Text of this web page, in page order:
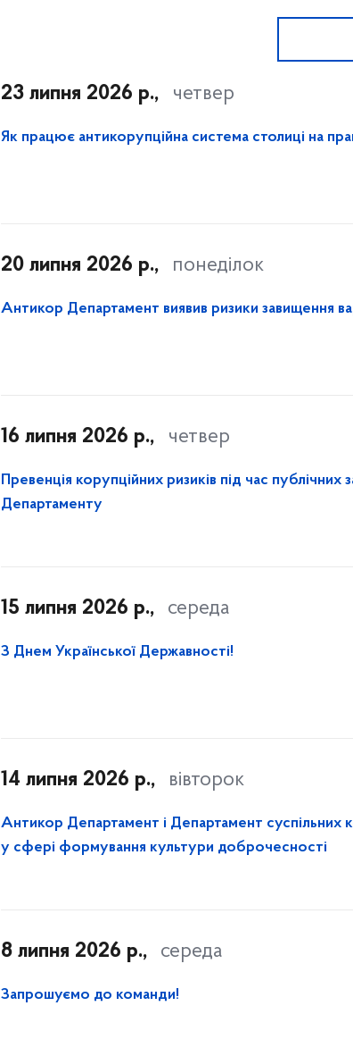
23 липня 2026 р., четвер
Як працює антикорупційна система столиці на
20 липня 2026 р., понеділок
Антикор Департамент виявив ризики завищення
16 липня 2026 р., четвер
Превенція корупційних ризиків під час
Департаменту
15 липня 2026 р., середа
З Днем Української Державності!
14 липня 2026 р., вівторок
Антикор Департамент і Департамент
у сфері формування культури доброчесності
8 липня 2026 р., середа
Запрошуємо до команди!